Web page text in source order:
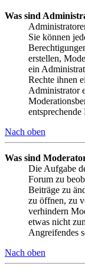
Was sind
Sie können
erstellen,
ein
Rechte ihnen
Administrator
Nach oben
Was sind
Die Aufgabe
Forum zu
Beiträge zu
zu öffnen, zu
verhindern
etwas nicht
Angreifendes
Nach oben